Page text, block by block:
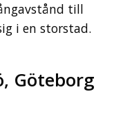
till
i en storstad.
Göteborg